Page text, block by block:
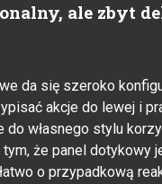
ale zbyt
da się szeroko
akcje do lewej i
do własnego stylu
tym, że panel dotykowy
o przypadkową